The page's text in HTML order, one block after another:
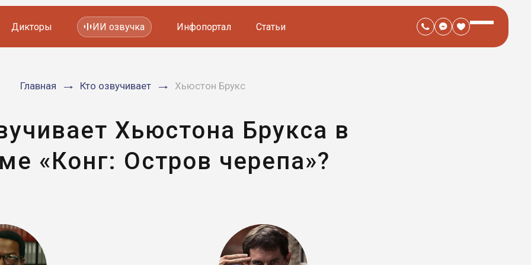
Мультфильмов
Дикторы ИИ озвучка Инфопортал Статьи
Главная Кто озвучивает Хьюстон Брукс
Хьюстона Брукса в
«Конг: Остров черепа»?